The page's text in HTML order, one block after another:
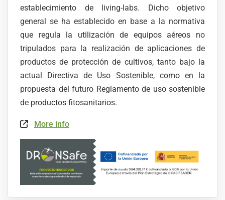
establecimiento de living-labs. Dicho objetivo
general se ha establecido en base a la normativa
que regula la utilización de equipos aéreos no
tripulados para la realización de aplicaciones de
productos de protección de cultivos, tanto bajo la
actual Directiva de Uso Sostenible, como en la
propuesta del futuro Reglamento de uso sostenible
de productos fitosanitarios.
More info